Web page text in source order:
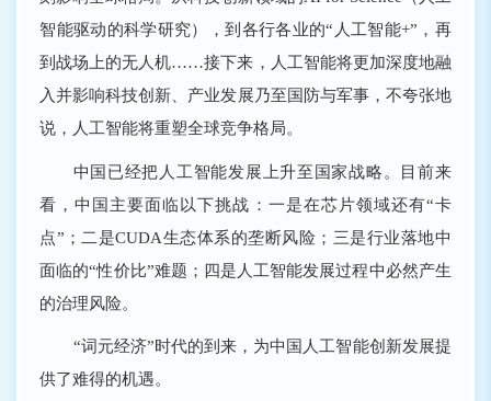
智能驱动的科学研究），到各行各业的“人工智能+”，再
到战场上的无人机……接下来，人工智能将更加深度地融
入并影响科技创新、产业发展乃至国防与军事，不夸张地
说，人工智能将重塑全球竞争格局。
中国已经把人工智能发展上升至国家战略。目前来
看，中国主要面临以下挑战：一是在芯片领域还有“卡
点”；二是CUDA生态体系的垄断风险；三是行业落地中
面临的“性价比”难题；四是人工智能发展过程中必然产生
的治理风险。
“词元经济”时代的到来，为中国人工智能创新发展提
供了难得的机遇。